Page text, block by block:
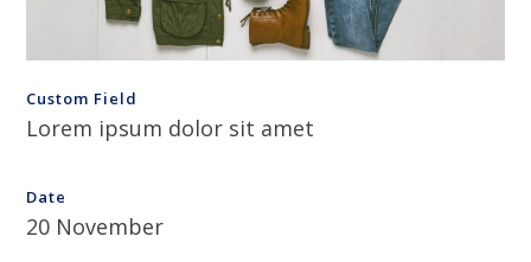
Custom Field
Lorem ipsum dolor sit amet
Date
20 November